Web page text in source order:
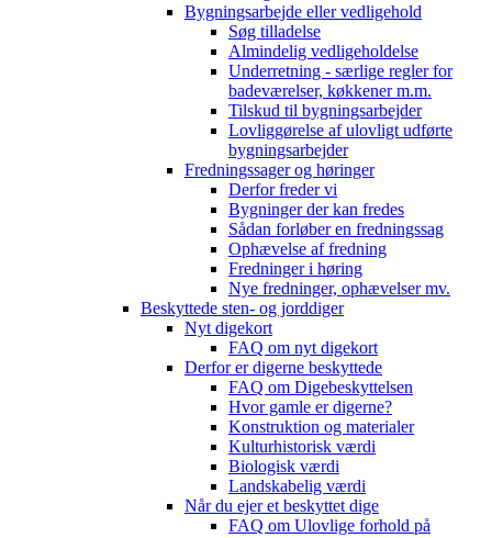
Bygningsarbejde eller vedligehold
Søg tilladelse
Almindelig vedligeholdelse
Underretning - særlige regler for
badeværelser, køkkener m.m.
Tilskud til bygningsarbejder
Lovliggørelse af ulovligt udførte
bygningsarbejder
Fredningssager og høringer
Derfor freder vi
Bygninger der kan fredes
Sådan forløber en fredningssag
Ophævelse af fredning
Fredninger i høring
Nye fredninger, ophævelser mv.
Beskyttede sten- og jorddiger
Nyt digekort
FAQ om nyt digekort
Derfor er digerne beskyttede
FAQ om Digebeskyttelsen
Hvor gamle er digerne?
Konstruktion og materialer
Kulturhistorisk værdi
Biologisk værdi
Landskabelig værdi
Når du ejer et beskyttet dige
FAQ om Ulovlige forhold på